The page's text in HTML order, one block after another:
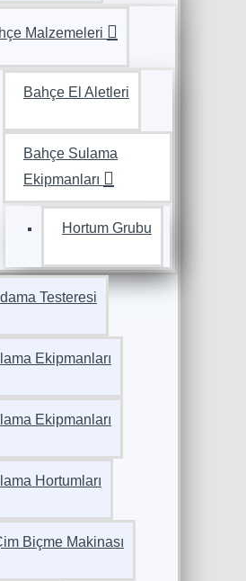
Malzemeleri
Bahçe El Aletleri
Bahçe Sulama
Ekipmanları
Hortum Grubu
Testeresi
Ekipmanları
Ekipmanları
Hortumları
Biçme Makinası